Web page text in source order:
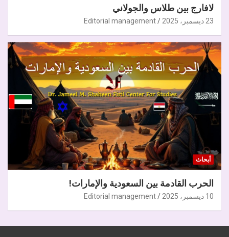
لافارج بين طلاس والجولاني
23 ديسمبر، 2025 Editorial management
أبحاث
الحرب القادمة بين السعودية والإمارات!
10 ديسمبر، 2025 Editorial management